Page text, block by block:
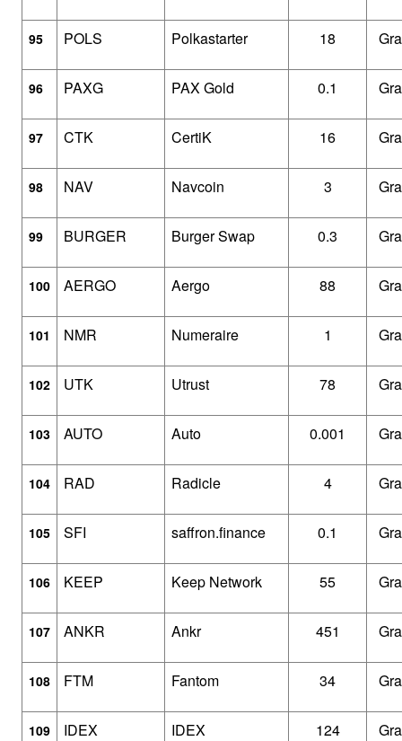
95 POLS Polkastarter 18
96 PAXG PAX Gold 0.1
97 CTK CertiK 16
98 NAV Navcoin 3
99 BURGER Burger Swap 0.3
100 AERGO Aergo 88
101 NMR Numeraire 1
102 UTK Utrust 78
103 AUTO Auto 0.001
104 RAD Radicle 4
105 SFI saffron.finance 0.1
106 KEEP Keep Network 55
107 ANKR Ankr 451
108 FTM Fantom 34
109 IDEX IDEX 124